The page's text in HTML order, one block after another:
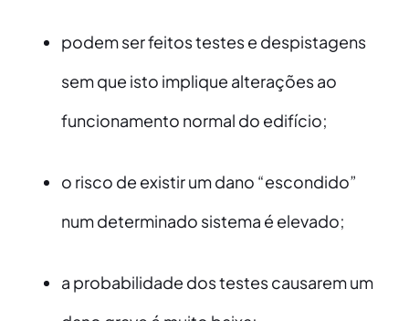
podem ser feitos testes e despistagens
sem que isto implique alterações ao
funcionamento normal do edifício;
o risco de existir um dano “escondido”
num determinado sistema é elevado;
a probabilidade dos testes causarem um